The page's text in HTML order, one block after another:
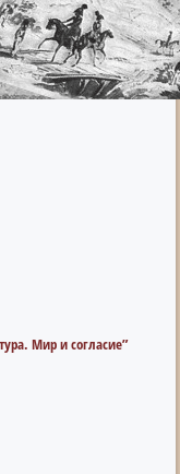
Мир и согласие”